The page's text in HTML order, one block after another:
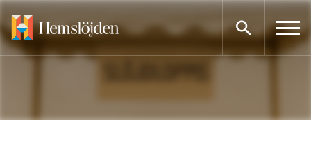
Gå
direkt
innehållet